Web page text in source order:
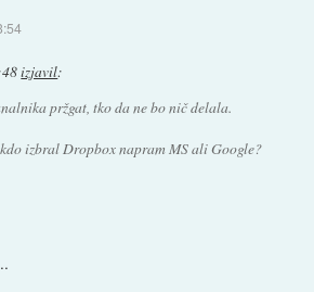
izjavil:
pržgat, tko da ne bo nič delala.
izbral Dropbox napram MS ali Google?